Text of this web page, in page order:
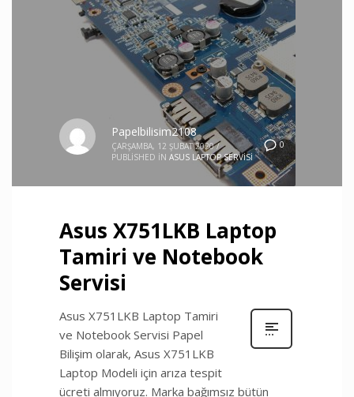
0
Papelbilisim2108
ÇARŞAMBA, 12 ŞUBAT 2020 /
PUBLISHED IN ASUS LAPTOP SERVISI
Asus X751LKB Laptop
Tamiri ve Notebook
Servisi
Asus X751LKB Laptop Tamiri
ve Notebook Servisi Papel
Bilişim olarak, Asus X751LKB
Laptop Modeli için arıza tespit
ücreti almıyoruz. Marka bağımsız bütün